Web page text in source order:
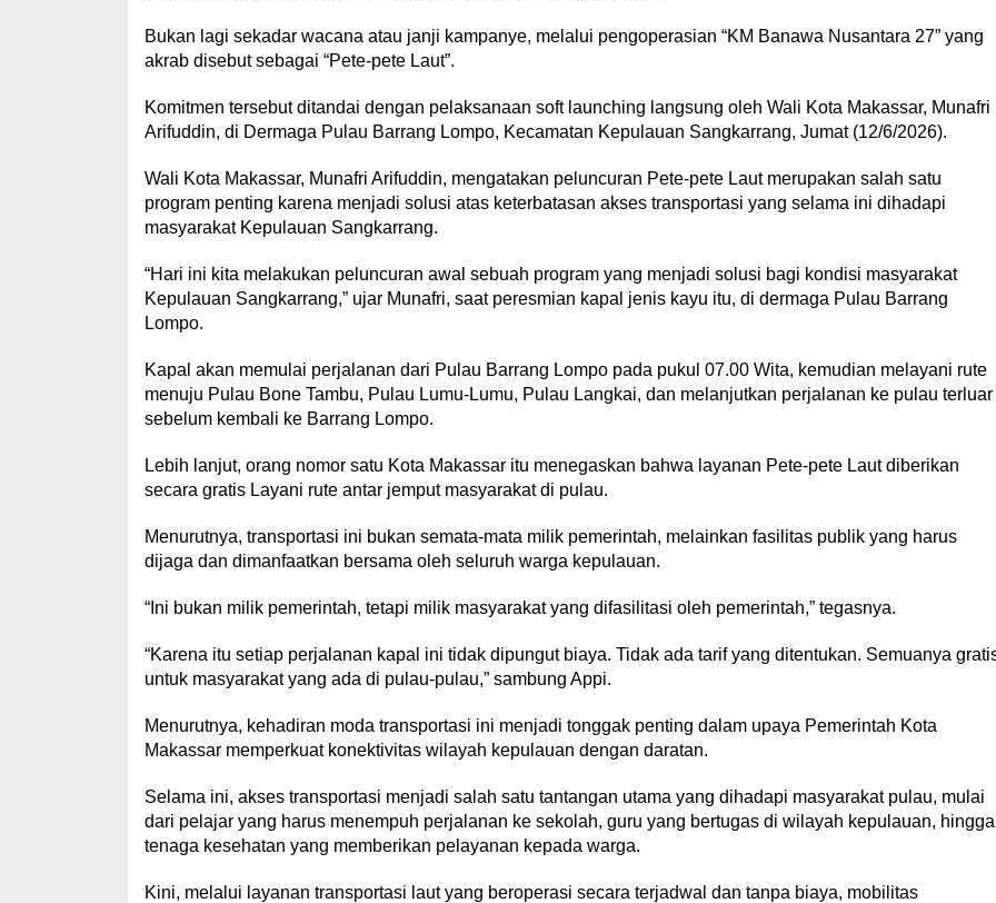
Bukan lagi sekadar wacana atau janji kampanye, melalui pengoperasian “KM Banawa Nusantara 27” yang
akrab disebut sebagai “Pete-pete Laut”.
Komitmen tersebut ditandai dengan pelaksanaan soft launching langsung oleh Wali Kota Makassar, Munafri
Arifuddin, di Dermaga Pulau Barrang Lompo, Kecamatan Kepulauan Sangkarrang, Jumat (12/6/2026).
Wali Kota Makassar, Munafri Arifuddin, mengatakan peluncuran Pete-pete Laut merupakan salah satu
program penting karena menjadi solusi atas keterbatasan akses transportasi yang selama ini dihadapi
masyarakat Kepulauan Sangkarrang.
“Hari ini kita melakukan peluncuran awal sebuah program yang menjadi solusi bagi kondisi masyarakat
Kepulauan Sangkarrang,” ujar Munafri, saat peresmian kapal jenis kayu itu, di dermaga Pulau Barrang
Lompo.
Kapal akan memulai perjalanan dari Pulau Barrang Lompo pada pukul 07.00 Wita, kemudian melayani rute
menuju Pulau Bone Tambu, Pulau Lumu-Lumu, Pulau Langkai, dan melanjutkan perjalanan ke pulau terluar
sebelum kembali ke Barrang Lompo.
Lebih lanjut, orang nomor satu Kota Makassar itu menegaskan bahwa layanan Pete-pete Laut diberikan
secara gratis Layani rute antar jemput masyarakat di pulau.
Menurutnya, transportasi ini bukan semata-mata milik pemerintah, melainkan fasilitas publik yang harus
dijaga dan dimanfaatkan bersama oleh seluruh warga kepulauan.
“Ini bukan milik pemerintah, tetapi milik masyarakat yang difasilitasi oleh pemerintah,” tegasnya.
“Karena itu setiap perjalanan kapal ini tidak dipungut biaya. Tidak ada tarif yang ditentukan. Semuanya
untuk masyarakat yang ada di pulau-pulau,” sambung Appi.
Menurutnya, kehadiran moda transportasi ini menjadi tonggak penting dalam upaya Pemerintah Kota
Makassar memperkuat konektivitas wilayah kepulauan dengan daratan.
Selama ini, akses transportasi menjadi salah satu tantangan utama yang dihadapi masyarakat pulau, mulai
dari pelajar yang harus menempuh perjalanan ke sekolah, guru yang bertugas di wilayah kepulauan, hingga
tenaga kesehatan yang memberikan pelayanan kepada warga.
Kini, melalui layanan transportasi laut yang beroperasi secara terjadwal dan tanpa biaya, mobilitas